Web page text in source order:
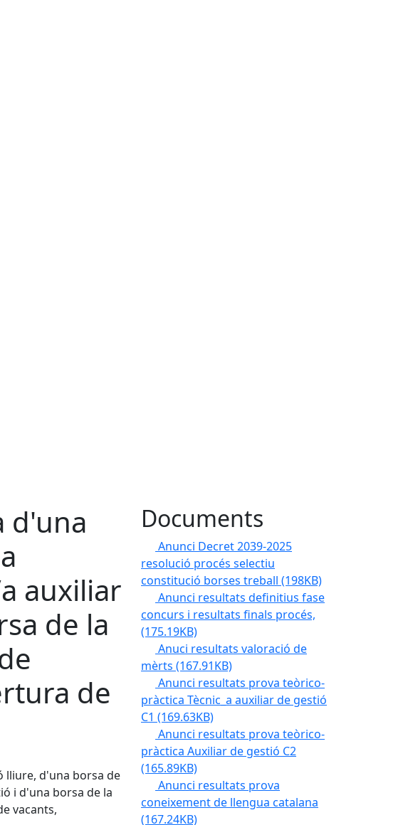
d'una
auxiliar
de la
de
lliure, d'una borsa de
i d'una borsa de la
vacants,
Documents
Anunci Decret 2039-2025
resolució procés selectiu
constitució borses treball (198KB)
Anunci resultats definitius fase
concurs i resultats finals procés,
(175.19KB)
Anuci resultats valoració de
mèrts (167.91KB)
Anunci resultats prova teòrico-
pràctica Tècnic_a auxiliar de gestió
C1 (169.63KB)
Anunci resultats prova teòrico-
pràctica Auxiliar de gestió C2
(165.89KB)
Anunci resultats prova
coneixement de llengua catalana
(167.24KB)